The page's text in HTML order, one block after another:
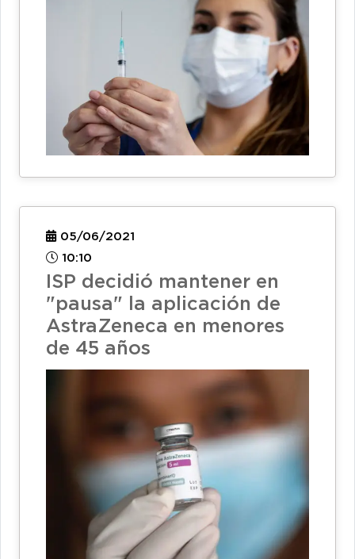
05/06/2021
10:10
ISP decidió mantener en
"pausa" la aplicación de
AstraZeneca en menores
de 45 años